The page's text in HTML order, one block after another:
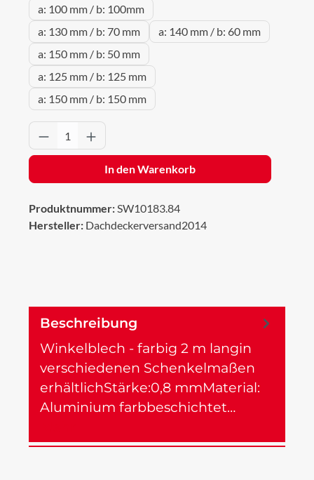
a: 100 mm / b: 100mm
a: 130 mm / b: 70 mm
a: 140 mm / b: 60 mm
a: 150 mm / b: 50 mm
a: 125 mm / b: 125 mm
a: 150 mm / b: 150 mm
Produkt Anzahl: Gib den gewünschten
In den Warenkorb
Produktnummer:SW10183.84
Hersteller: Dachdeckerversand2014
Beschreibung
Winkelblech - farbig 2 m langin
verschiedenen Schenkelmaßen
erhältlichStärke:0,8 mmMaterial:
Aluminium farbbeschichtet…